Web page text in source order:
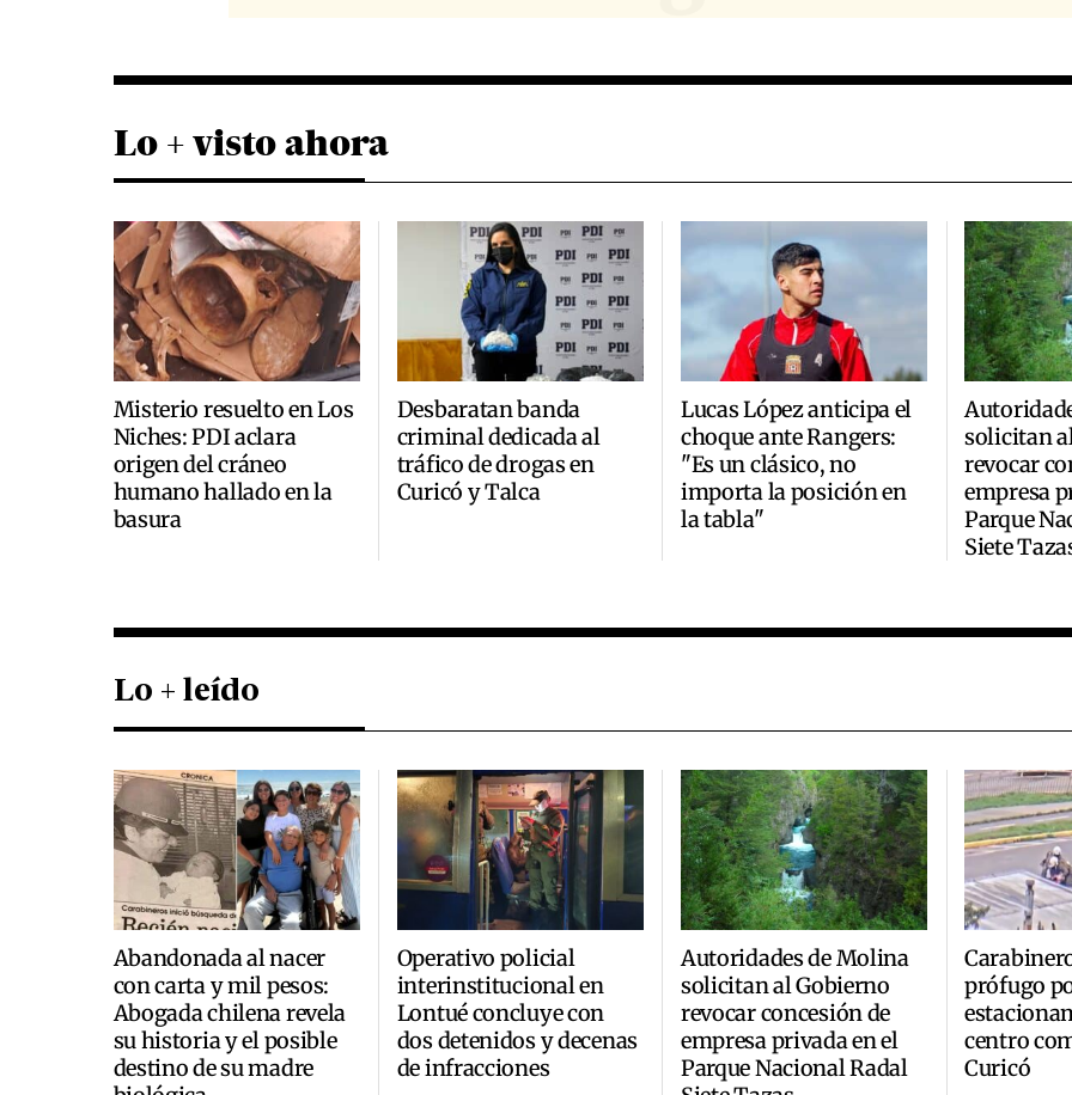
Lo + visto ahora
Misterio resuelto en Los
Niches: PDI aclara
origen del cráneo
humano hallado en la
basura
Desbaratan banda
criminal dedicada al
tráfico de drogas en
Curicó y Talca
Lucas López anticipa el
choque ante Rangers:
"Es un clásico, no
importa la posición en
la tabla"
solicitan
revocar
empresa
Parque
Siete
Lo + leído
Abandonada al nacer
con carta y mil pesos:
Abogada chilena revela
su historia y el posible
destino de su madre
Operativo policial
interinstitucional en
Lontué concluye con
dos detenidos y decenas
de infracciones
Autoridades de Molina
solicitan al Gobierno
revocar concesión de
empresa privada en el
Parque Nacional Radal
prófugo
centro
Curicó